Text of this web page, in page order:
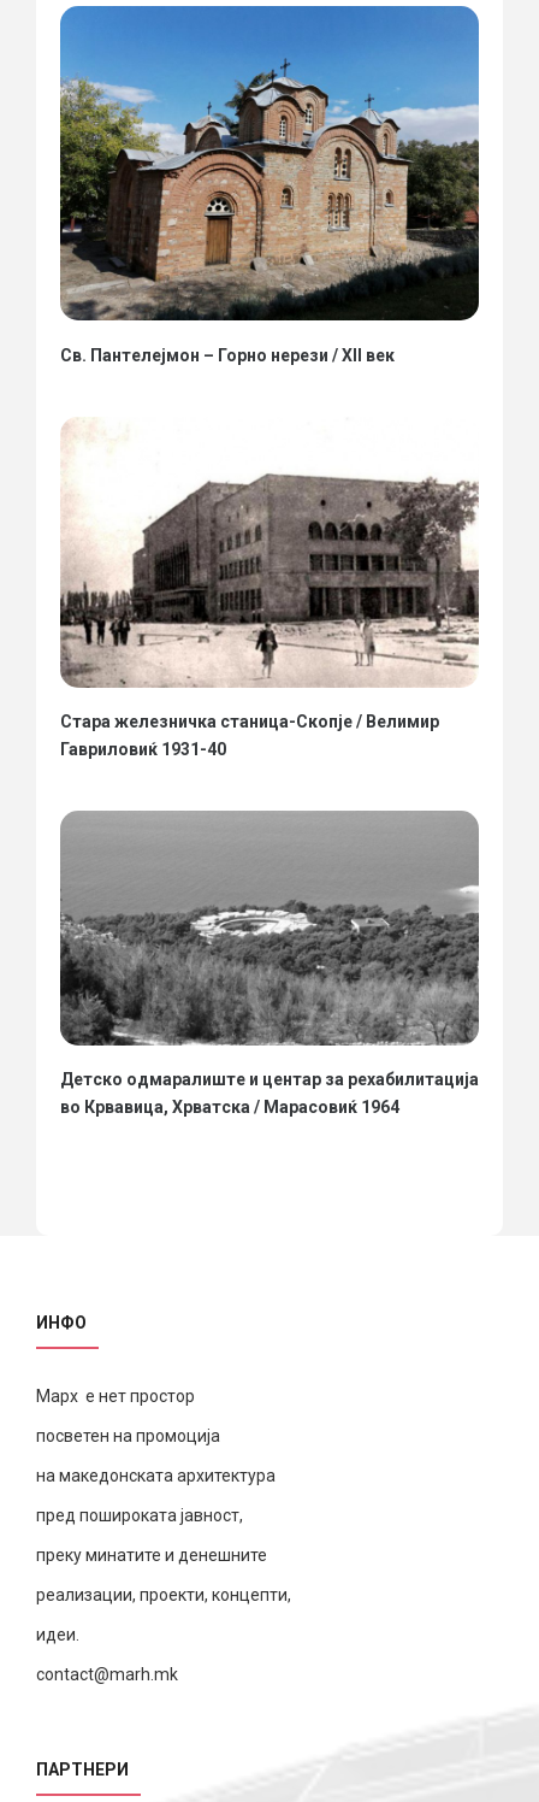
Св. Пантелејмон – Горно нерези / XII век
Стара железничка станица-Скопје / Велимир
Гавриловиќ 1931-40
Детско одмаралиште и центар за рехабилитација
во Крвавица, Хрватска / Марасовиќ 1964
ИНФО
Марх е нет простор
посветен на промоција
на македонската архитектура
пред пошироката јавност,
преку минатите и денешните
реализации, проекти, концепти,
идеи.
contact@marh.mk
ПАРТНЕРИ